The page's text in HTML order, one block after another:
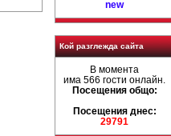
new
Кой разглежда сайта
В момента
има 566 гости онлайн.
Посещения общо:
Посещения днес:
29791